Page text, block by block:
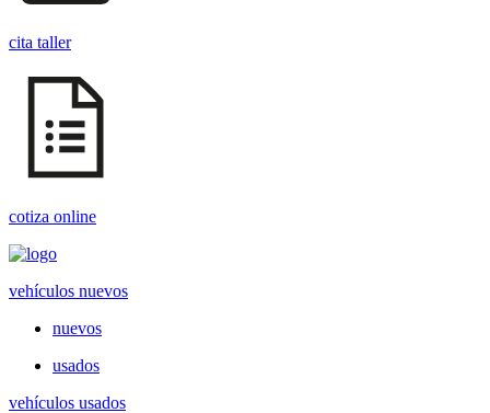
cita taller
cotiza online
vehículos nuevos
nuevos
usados
vehículos usados